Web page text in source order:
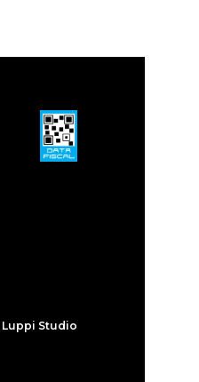
Luppi Studio